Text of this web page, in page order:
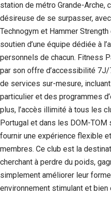
station de métro Grande-Arche,
désireuse de se surpasser, avec
Technogym et Hammer
soutien d’une équipe dédiée à
personnels de chacun. Fitness
par son offre d’accessibilité
de services sur-mesure,
particulier et des programmes
plus, l’accès illimité à tous les
Portugal et dans les DOM-
fournir une expérience flexible
membres. Ce club est la
cherchant à perdre du poids,
simplement améliorer leur
environnement stimulant et bien